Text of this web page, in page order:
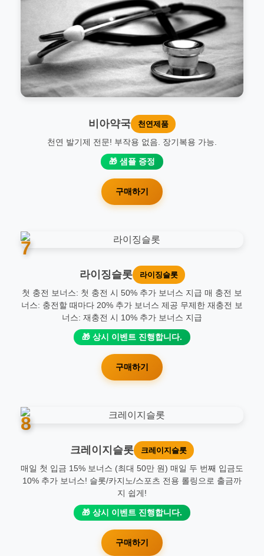
비아약국 천연제품
천연 발기제 전문! 부작용 없음. 장기복용 가능.
🎁 샘플 증정
구매하기
7
라이징슬롯 라이징슬롯
첫 충전 보너스: 첫 충전 시 50% 추가 보너스 지급 매 충전 보
너스: 충전할 때마다 20% 추가 보너스 제공 무제한 재충전 보
너스: 재충전 시 10% 추가 보너스 지급
🎁 상시 이벤트 진행합니다.
구매하기
8
크레이지슬롯 크레이지슬롯
매일 첫 입금 15% 보너스 (최대 50만 원) 매일 두 번째 입금도
10% 추가 보너스! 슬롯/카지노/스포츠 전용 롤링으로 출금까
지 쉽게!
🎁 상시 이벤트 진행합니다.
구매하기